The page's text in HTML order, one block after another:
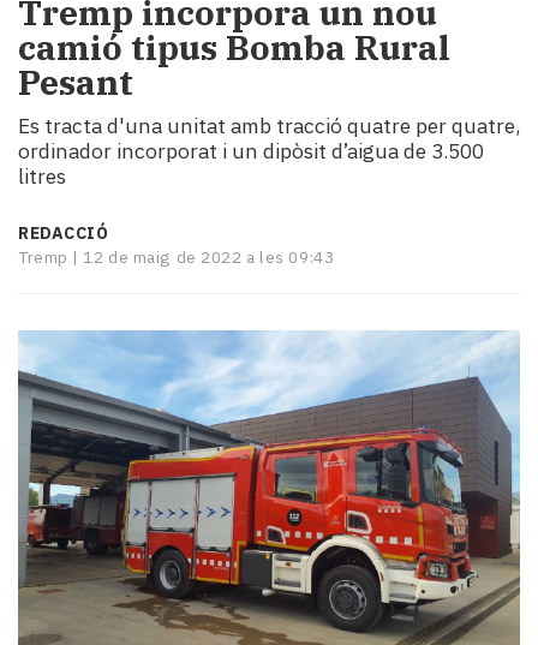
municipis
Economia
i
Cultura
Esports
Mai
TV
i
El
Reportatges
Entrevistes
Enquestes
A
escena!
Dis
la
teva!
Subscriptors
La
Tremp incorpora un nou
camió tipus Bomba Rural
Pesant
Es tracta d'una unitat amb tracció quatre per quatre,
ordinador incorporat i un dipòsit d’aigua de 3.500
litres
REDACCIÓ
Tremp | 12 de maig de 2022 a les 09:43